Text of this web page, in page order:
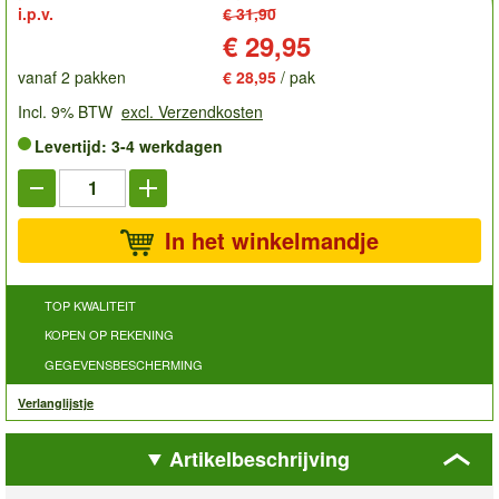
i.p.v.
€ 31,90
€ 29,95
vanaf 2 pakken € 28,95 / pak
Incl. 9% BTW excl. Verzendkosten
Levertijd: 3-4 werkdagen
In het winkelmandje
TOP KWALITEIT
KOPEN OP REKENING
GEGEVENSBESCHERMING
Verlanglijstje
Artikelbeschrijving